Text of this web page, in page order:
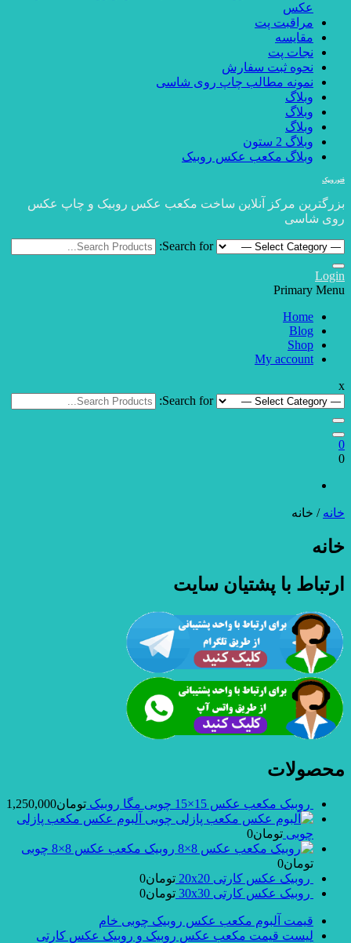
عکس
مراقبت پت
مقایسه
نجات پت
نحوه ثبت سفارش
نمونه مطالب چاپ روی شاسی
وبلاگ
وبلاگ
وبلاگ
وبلاگ 2 ستون
وبلاگ مکعب عکس روبیک
فتوروبیک
بزرگترین مرکز آنلاین ساخت مکعب عکس روبیک و چاپ عکس
روی شاسی
Search for:
Login
Primary Menu
Home
Blog
Shop
My account
x
Search for:
0
0
خانه / خانه
خانه
ارتباط با پشتیان سایت
محصولات
روبیک مکعب عکس 15×15 چوبی مگا روبیک تومان1,250,000
آلبوم عکس مکعب پازلی
چوبی تومان0
روبیک مکعب عکس 8×8 چوبی
تومان0
روبیک عکس کارتی 20x20
تومان0
روبیک عکس کارتی 30x30
تومان0
قیمت آلبوم مکعب عکس روبیک چوبی خام
لیست قیمت مکعب عکس روبیک و روبیک عکس کارتی